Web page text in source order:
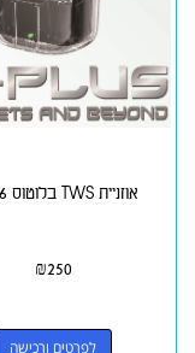
אוזניית TWS בלוטוס XY06
₪250
לפרטים ורכישה